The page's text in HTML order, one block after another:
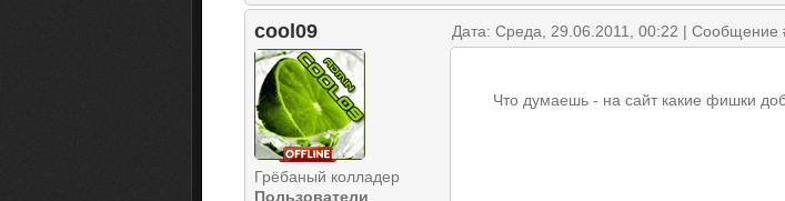
cool09 Дата: Среда, 29.06.2011, 00:22 | Сообщение
Грёбаный колладер
Пользователи
Что думаешь - на сайт какие фишки